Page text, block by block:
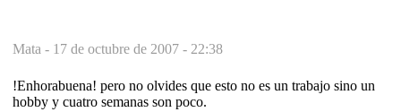
Mata - 17 de octubre de 2007 - 22:38
!Enhorabuena! pero no olvides que esto no es un trabajo sino un
hobby y cuatro semanas son poco.